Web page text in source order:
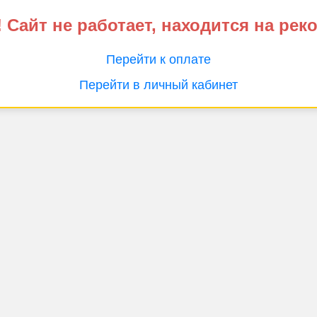
не работает, находится на
Перейти к оплате
Перейти в личный кабинет